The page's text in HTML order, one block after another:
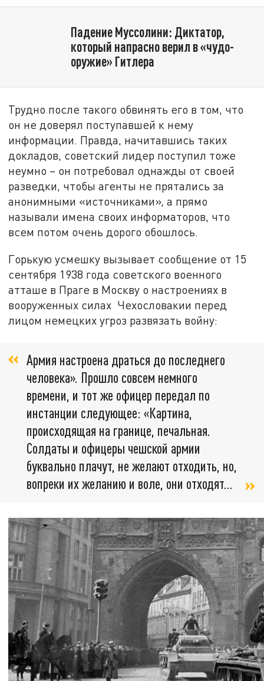
Падение Муссолини: Диктатор,
который напрасно верил в «чудо-
оружие» Гитлера
Трудно после такого обвинять его в том, что
он не доверял поступавшей к нему
информации. Правда, начитавшись таких
докладов, советский лидер поступил тоже
неумно – он потребовал однажды от своей
разведки, чтобы агенты не прятались за
анонимными «источниками», а прямо
называли имена своих информаторов, что
всем потом очень дорого обошлось.
Горькую усмешку вызывает сообщение от 15
сентября 1938 года советского военного
атташе в Праге в Москву о настроениях в
вооруженных силах Чехословакии перед
лицом немецких угроз развязать войну:
Армия настроена драться до последнего
человека». Прошло совсем немного
времени, и тот же офицер передал по
инстанции следующее: «Картина,
происходящая на границе, печальная.
Солдаты и офицеры чешской армии
буквально плачут, не желают отходить, но,
вопреки их желанию и воле, они отходят…